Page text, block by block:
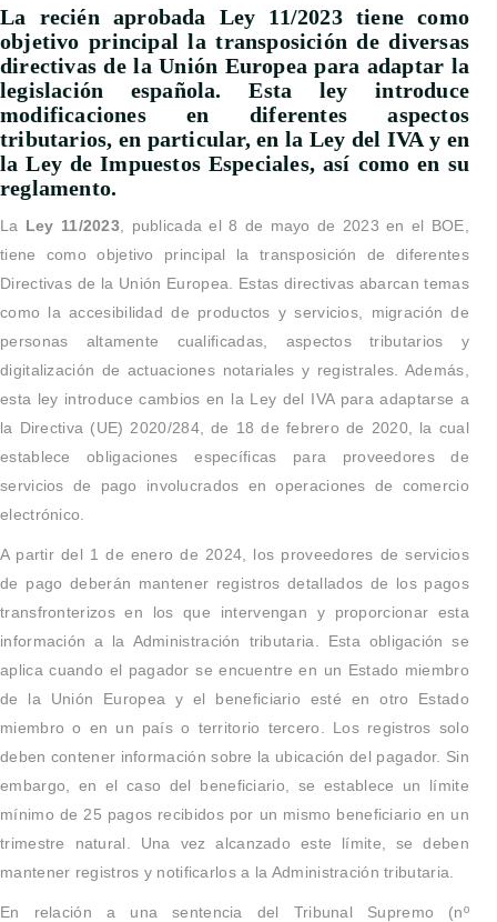
La recién aprobada Ley 11/2023 tiene como
objetivo principal la transposición de diversas
directivas de la Unión Europea para adaptar la
legislación española. Esta ley introduce
modificaciones en diferentes aspectos
tributarios, en particular, en la Ley del IVA y en
la Ley de Impuestos Especiales, así como en su
reglamento.
La Ley 11/2023 , publicada el 8 de mayo de 2023 en el BOE,
tiene como objetivo principal la transposición de diferentes
Directivas de la Unión Europea. Estas directivas abarcan temas
como la accesibilidad de productos y servicios, migración de
personas altamente cualificadas, aspectos tributarios y
digitalización de actuaciones notariales y registrales. Además,
esta ley introduce cambios en la Ley del IVA para adaptarse a
la Directiva (UE) 2020/284, de 18 de febrero de 2020, la cual
establece obligaciones específicas para proveedores de
servicios de pago involucrados en operaciones de comercio
electrónico.
A partir del 1 de enero de 2024, los proveedores de servicios
de pago deberán mantener registros detallados de los pagos
transfronterizos en los que intervengan y proporcionar esta
información a la Administración tributaria. Esta obligación se
aplica cuando el pagador se encuentre en un Estado miembro
de la Unión Europea y el beneficiario esté en otro Estado
miembro o en un país o territorio tercero. Los registros solo
deben contener información sobre la ubicación del pagador. Sin
embargo, en el caso del beneficiario, se establece un límite
mínimo de 25 pagos recibidos por un mismo beneficiario en un
trimestre natural. Una vez alcanzado este límite, se deben
mantener registros y notificarlos a la Administración tributaria.
En relación a una sentencia del Tribunal Supremo (nº